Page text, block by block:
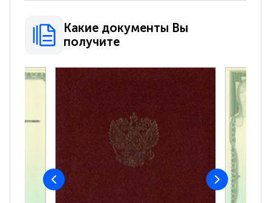
Какие документы Вы
получите